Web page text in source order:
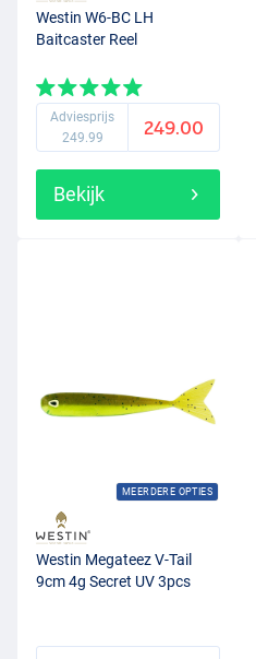
Westin W6-BC LH
Baitcaster Reel
Adviesprijs
249.99
249.00
Bekijk
MEERDERE OPTIES
Westin Megateez V-Tail
9cm 4g Secret UV 3pcs